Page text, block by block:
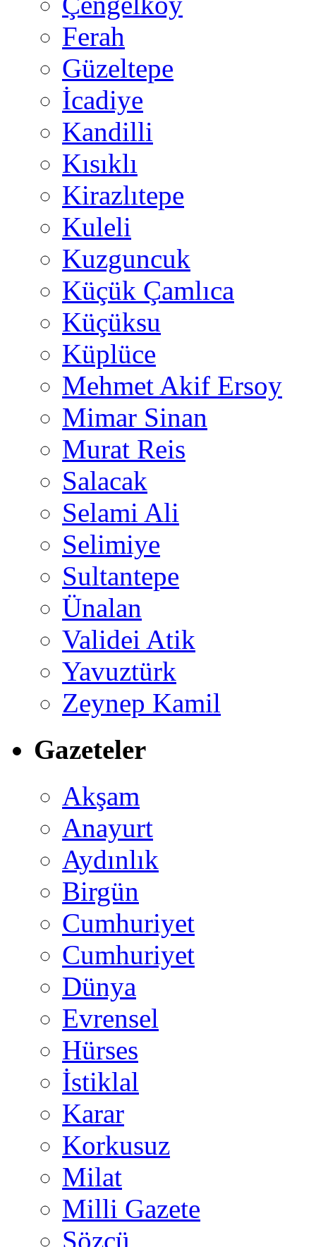
Ferah
Güzeltepe
İcadiye
Kandilli
Kısıklı
Kirazlıtepe
Kuleli
Kuzguncuk
Küçük Çamlıca
Küçüksu
Küplüce
Mehmet Akif Ersoy
Mimar Sinan
Murat Reis
Salacak
Selami Ali
Selimiye
Sultantepe
Ünalan
Validei Atik
Yavuztürk
Zeynep Kamil
Gazeteler
Akşam
Anayurt
Aydınlık
Birgün
Cumhuriyet
Cumhuriyet
Dünya
Evrensel
Hürses
İstiklal
Karar
Korkusuz
Milat
Milli Gazete
Sözcü